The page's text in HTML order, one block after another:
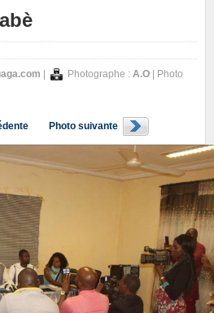
Photographe : A.O | Photo
Photo suivante